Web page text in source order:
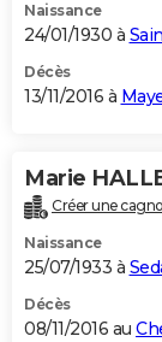
Naissance
24/01/1930 à
Décès
13/11/2016 à
Marie
Créer une
Naissance
25/07/1933 à
Décès
08/11/2016 au